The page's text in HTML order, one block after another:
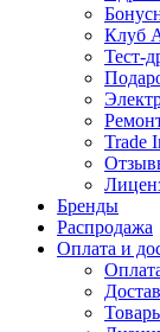
Клуб
Тест-
Trade
Бренды
Распродажа
Оплата и